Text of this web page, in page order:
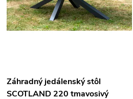
Záhradný jedálenský stôl
SCOTLAND 220 tmavosivý